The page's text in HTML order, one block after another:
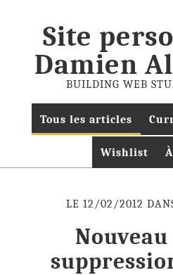
Site
Damien
BUILDING WEB
Tous les articles
Wishlist
LE 12/02/2012